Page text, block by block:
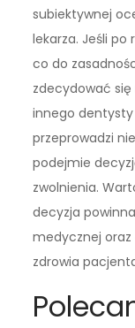
subiektywnej
lekarza. Jeśli
co do
zdecydować
innego
przeprowadzi
podejmie
zwolnienia.
decyzja
medycznej
zdrowia